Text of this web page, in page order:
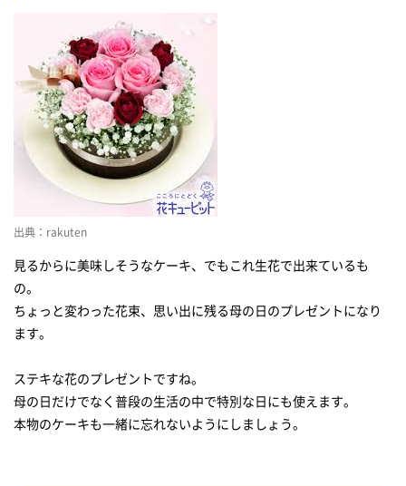
出典：rakuten
見るからに美味しそうなケーキ、でもこれ生花で出来ているも
の。
ちょっと変わった花束、思い出に残る母の日のプレゼントになり
ます。
ステキな花のプレゼントですね。
母の日だけでなく普段の生活の中で特別な日にも使えます。
本物のケーキも一緒に忘れないようにしましょう。